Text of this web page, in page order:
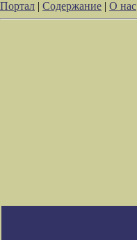
Портал | Содержание | О нас